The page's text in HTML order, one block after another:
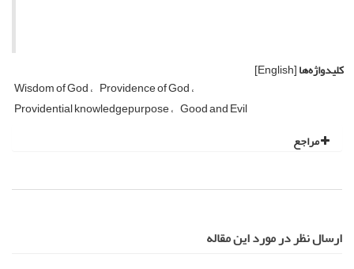
کلیدواژه‌ها[English]
Wisdom of God Providence of God
Providential knowledgepurpose Good and Evil
مراجع
ارسال نظر در مورد این مقاله